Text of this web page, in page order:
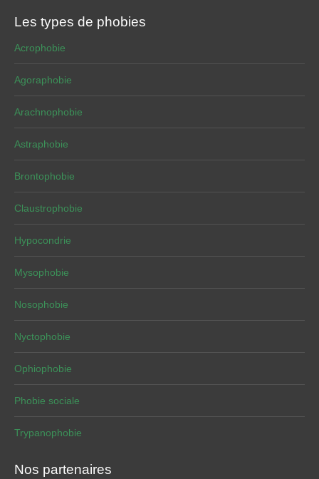
Les types de phobies
Acrophobie
Agoraphobie
Arachnophobie
Astraphobie
Brontophobie
Claustrophobie
Hypocondrie
Mysophobie
Nosophobie
Nyctophobie
Ophiophobie
Phobie sociale
Trypanophobie
Nos partenaires